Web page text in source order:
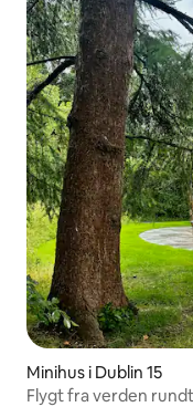
Minihus i Dublin 15
Flygt fra verden